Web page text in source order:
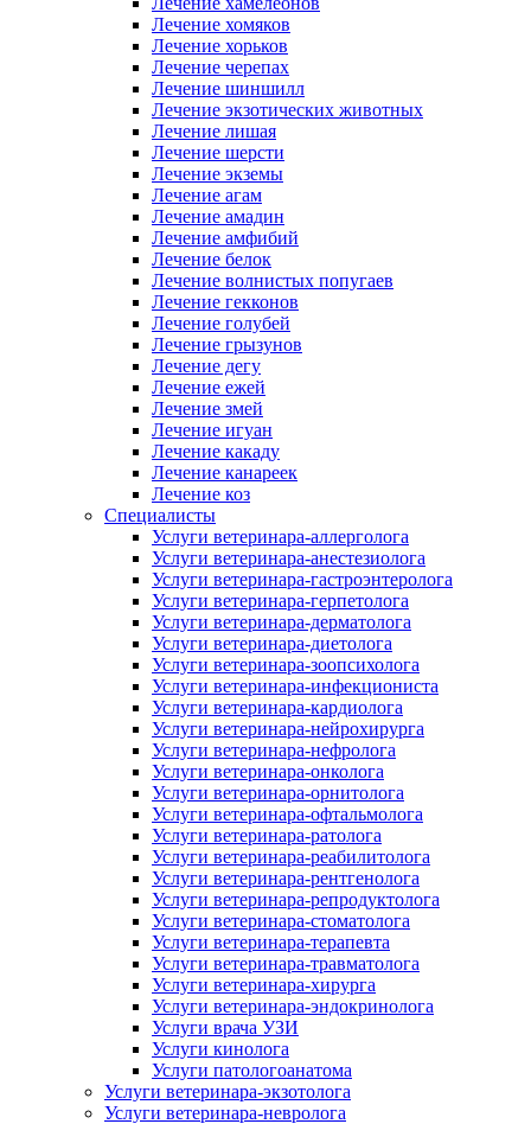
Лечение хомяков
Лечение хорьков
Лечение черепах
Лечение шиншилл
Лечение экзотических животных
Лечение лишая
Лечение шерсти
Лечение экземы
Лечение агам
Лечение амадин
Лечение амфибий
Лечение белок
Лечение волнистых попугаев
Лечение гекконов
Лечение голубей
Лечение грызунов
Лечение дегу
Лечение ежей
Лечение змей
Лечение игуан
Лечение какаду
Лечение канареек
Лечение коз
Специалисты
Услуги ветеринара-аллерголога
Услуги ветеринара-анестезиолога
Услуги ветеринара-гастроэнтеролога
Услуги ветеринара-герпетолога
Услуги ветеринара-дерматолога
Услуги ветеринара-диетолога
Услуги ветеринара-зоопсихолога
Услуги ветеринара-инфекциониста
Услуги ветеринара-кардиолога
Услуги ветеринара-нейрохирурга
Услуги ветеринара-нефролога
Услуги ветеринара-онколога
Услуги ветеринара-орнитолога
Услуги ветеринара-офтальмолога
Услуги ветеринара-ратолога
Услуги ветеринара-реабилитолога
Услуги ветеринара-рентгенолога
Услуги ветеринара-репродуктолога
Услуги ветеринара-стоматолога
Услуги ветеринара-терапевта
Услуги ветеринара-травматолога
Услуги ветеринара-хирурга
Услуги ветеринара-эндокринолога
Услуги врача УЗИ
Услуги кинолога
Услуги патологоанатома
Услуги ветеринара-экзотолога
Услуги ветеринара-невролога